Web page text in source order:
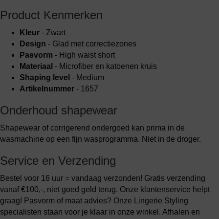
Product Kenmerken
Kleur - Zwart
Design - Glad met correctiezones
Pasvorm - High waist short
Materiaal - Microfiber en katoenen kruis
Shaping level - Medium
Artikelnummer - 1657
Onderhoud shapewear
Shapewear of corrigerend ondergoed kan prima in de
wasmachine op een fijn wasprogramma. Niet in de droger.
Service en Verzending
Bestel voor 16 uur = vandaag verzonden! Gratis verzending
vanaf €100,-, niet goed geld terug. Onze klantenservice helpt
graag! Pasvorm of maat advies? Onze Lingerie Styling
specialisten staan voor je klaar in onze winkel. Afhalen en